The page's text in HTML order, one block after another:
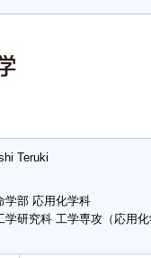
Teruki
部 応用化学科
研究科 工学専攻（応用